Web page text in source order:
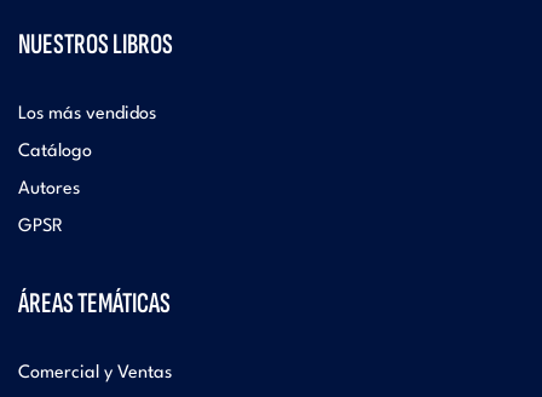
NUESTROS LIBROS
Los más vendidos
Catálogo
Autores
GPSR
ÁREAS TEMÁTICAS
Comercial y Ventas